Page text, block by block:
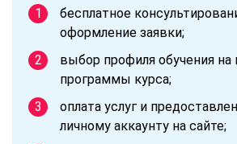
бесплатное
оформление заявки;
выбор профиля обучения на
программы курса;
оплата услуг и
личному аккаунту на сайте;